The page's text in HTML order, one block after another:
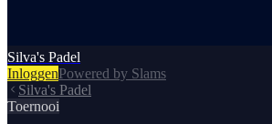
Silva's Padel
InloggenPowered by Slams
Silva's Padel
Toernooi